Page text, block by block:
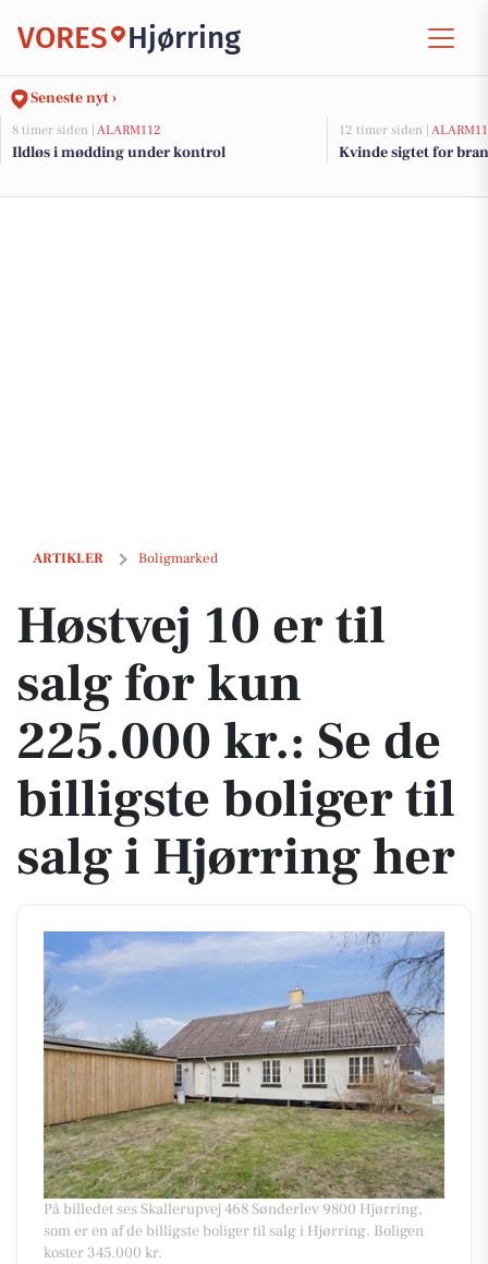
VORES Hjørring
Seneste nyt ›
8 timer siden | ALARM112
Ildløs i mødding under kontrol
12 timer siden |
Kvinde sigtet for
ARTIKLER Boligmarked
Høstvej 10 er til salg for kun 225.000 kr.: Se de billigste boliger til
Høstvej 10 er til
salg for kun
225.000 kr.: Se de
billigste boliger til
salg i Hjørring her
På billedet ses Skallerupvej 468 Sønderlev 9800 Hjørring,
som er en af de billigste boliger til salg i Hjørring. Boligen
koster 345.000 kr.